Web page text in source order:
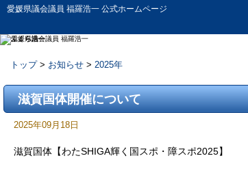
愛媛県議会議員 福羅浩一 公式ホームページ
トップ> お知らせ > 2025年
滋賀国体開催について
2025年09月18日
滋賀国体【わたSHIGA輝く国スポ・障スポ2025】